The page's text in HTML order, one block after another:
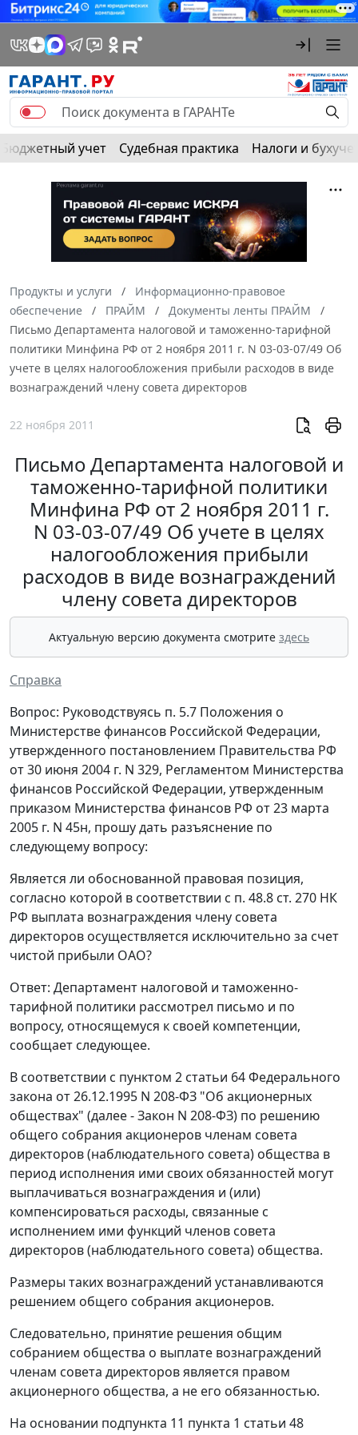
Бюджетный учет Судебная практика Налоги и
Продукты и услуги
Информационно-правовое
обеспечение
ПРАЙМ
Документы ленты ПРАЙМ
Письмо Департамента налоговой и таможенно-тарифной
политики Минфина РФ от 2 ноября 2011 г. N 03-03-07/49 Об
учете в целях налогообложения прибыли расходов в виде
вознаграждений члену совета директоров
22 ноября 2011
Письмо Департамента налоговой и
таможенно-тарифной политики
Минфина РФ от 2 ноября 2011 г.
N 03-03-07/49 Об учете в целях
налогообложения прибыли
расходов в виде вознаграждений
члену совета директоров
Актуальную версию документа смотрите здесь
Справка
Вопрос: Руководствуясь п. 5.7 Положения о
Министерстве финансов Российской Федерации,
утвержденного постановлением Правительства РФ
от 30 июня 2004 г. N 329, Регламентом Министерства
финансов Российской Федерации, утвержденным
приказом Министерства финансов РФ от 23 марта
2005 г. N 45н, прошу дать разъяснение по
следующему вопросу:
Является ли обоснованной правовая позиция,
согласно которой в соответствии с п. 48.8 ст. 270 НК
РФ выплата вознаграждения члену совета
директоров осуществляется исключительно за счет
чистой прибыли ОАО?
Ответ: Департамент налоговой и таможенно-
тарифной политики рассмотрел письмо и по
вопросу, относящемуся к своей компетенции,
сообщает следующее.
В соответствии с пунктом 2 статьи 64 Федерального
закона от 26.12.1995 N 208-ФЗ "Об акционерных
обществах" (далее - Закон N 208-ФЗ) по решению
общего собрания акционеров членам совета
директоров (наблюдательного совета) общества в
период исполнения ими своих обязанностей могут
выплачиваться вознаграждения и (или)
компенсироваться расходы, связанные с
исполнением ими функций членов совета
директоров (наблюдательного совета) общества.
Размеры таких вознаграждений устанавливаются
решением общего собрания акционеров.
Следовательно, принятие решения общим
собранием общества о выплате вознаграждений
членам совета директоров является правом
акционерного общества, а не его обязанностью.
На основании подпункта 11 пункта 1 статьи 48